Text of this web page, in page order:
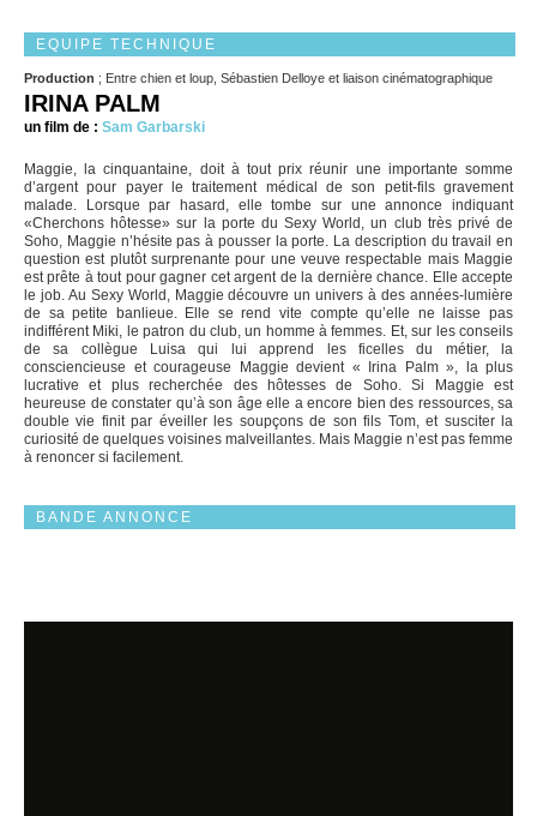
EQUIPE TECHNIQUE
Production ; Entre chien et loup, Sébastien Delloye et liaison cinématographique
IRINA PALM
un film de : Sam Garbarski
Maggie, la cinquantaine, doit à tout prix réunir une importante somme
d’argent pour payer le traitement médical de son petit-fils gravement
malade. Lorsque par hasard, elle tombe sur une annonce indiquant
«Cherchons hôtesse» sur la porte du Sexy World, un club très privé de
Soho, Maggie n’hésite pas à pousser la porte. La description du travail en
question est plutôt surprenante pour une veuve respectable mais Maggie
est prête à tout pour gagner cet argent de la dernière chance. Elle accepte
le job. Au Sexy World, Maggie découvre un univers à des années-lumière
de sa petite banlieue. Elle se rend vite compte qu’elle ne laisse pas
indifférent Miki, le patron du club, un homme à femmes. Et, sur les conseils
de sa collègue Luisa qui lui apprend les ficelles du métier, la
consciencieuse et courageuse Maggie devient « Irina Palm », la plus
lucrative et plus recherchée des hôtesses de Soho. Si Maggie est
heureuse de constater qu’à son âge elle a encore bien des ressources, sa
double vie finit par éveiller les soupçons de son fils Tom, et susciter la
curiosité de quelques voisines malveillantes. Mais Maggie n’est pas femme
à renoncer si facilement.
BANDE ANNONCE